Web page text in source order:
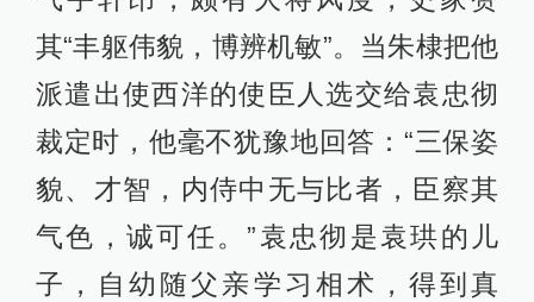
其“丰躯伟貌，博辨机敏”。当朱棣把他
派遣出使西洋的使臣人选交给袁忠彻
裁定时，他毫不犹豫地回答：“三保姿
貌、才智，内侍中无与比者，臣察其
气色，诚可任。”袁忠彻是袁珙的儿
子，自幼随父亲学习相术，得到真